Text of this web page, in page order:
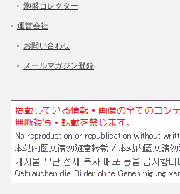
泡盛コレクター
運営会社
お問い合わせ
メールマガジン登録